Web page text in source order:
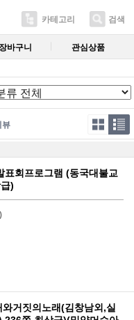
카테고리 검색
장바구니 관심상품
뷰
표회프로그램 (동국대불교
)
거짓의노래(김창남외,실